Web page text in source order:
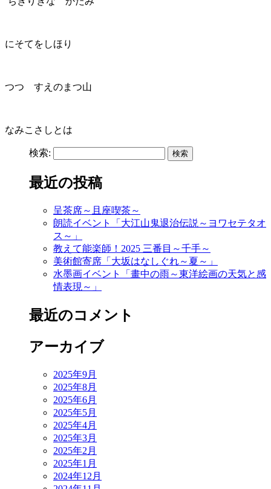
にそてをしほり
つつ すえのまつ山
なみこさしとは
検索:
最近の投稿
呈茶席～且座喫茶～
朗読イベント「大江山鬼退治伝説～ヨワセテタオ
ス～」
教えて能楽師！2025 三番目～千手～
美術館寄席「大坂はなしぐれ～夏～」
水墨画イベント「畫中の雨～東洋絵画の天気と感
情表現～」
最近のコメント
アーカイブ
2025年9月
2025年8月
2025年6月
2025年5月
2025年4月
2025年3月
2025年2月
2025年1月
2024年12月